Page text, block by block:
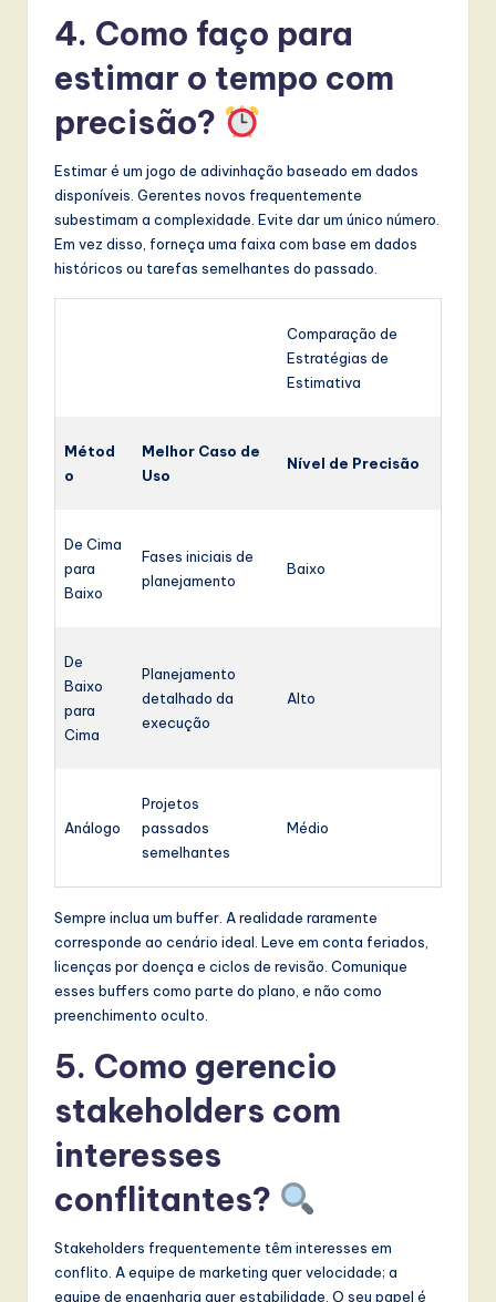
4. Como faço para
estimar o tempo com
precisão?
Estimar é um jogo de adivinhação baseado em dados
disponíveis. Gerentes novos frequentemente
subestimam a complexidade. Evite dar um único número.
Em vez disso, forneça uma faixa com base em dados
históricos ou tarefas semelhantes do passado.
Comparação de
Estratégias de
Estimativa
Métod
o
Melhor Caso de
Uso
Nível de Precisão
De Cima
para
Baixo
Fases iniciais de
planejamento
Baixo
De
Baixo
para
Cima
Planejamento
detalhado da
execução
Alto
Análogo
Projetos
passados
semelhantes
Médio
Sempre inclua um buffer. A realidade raramente
corresponde ao cenário ideal. Leve em conta feriados,
licenças por doença e ciclos de revisão. Comunique
esses buffers como parte do plano, e não como
preenchimento oculto.
5. Como gerencio
stakeholders com
interesses
conflitantes?
Stakeholders frequentemente têm interesses em
conflito. A equipe de marketing quer velocidade; a
equipe de engenharia quer estabilidade. O seu papel é